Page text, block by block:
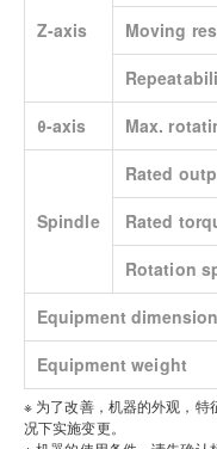
Z-axis
Moving
θ-axis
Max.
Spindle
Rated
Rated
Rotation
Equipment
Equipment weight
※ 为了改善，机器的外观，特
况下实施变更。